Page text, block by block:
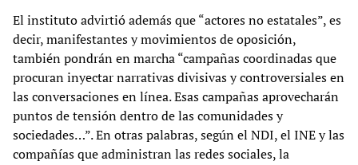
El instituto advirtió además que “actores no estatales”, es
decir, manifestantes y movimientos de oposición,
también pondrán en marcha “campañas coordinadas que
procuran inyectar narrativas divisivas y controversiales en
las conversaciones en línea. Esas campañas aprovecharán
puntos de tensión dentro de las comunidades y
sociedades…”. En otras palabras, según el NDI, el INE y las
compañías que administran las redes sociales, la